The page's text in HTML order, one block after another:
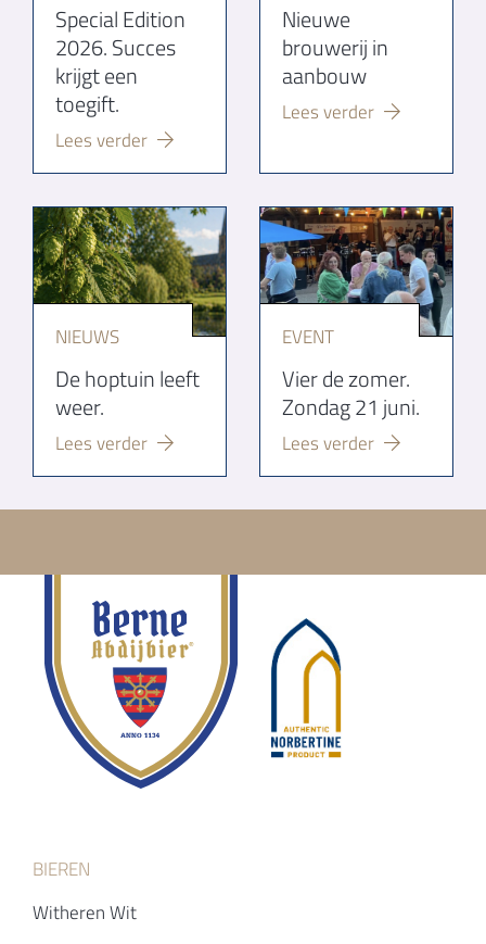
Special Edition
2026. Succes
krijgt een
toegift.
Lees verder
Nieuwe
brouwerij in
aanbouw
Lees verder
NIEUWS
De hoptuin leeft
weer.
Lees verder
EVENT
Vier de zomer.
Zondag 21 juni.
Lees verder
BIEREN
Witheren Wit